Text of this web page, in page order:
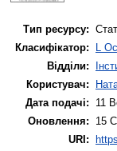
Тип ресурсу:
Класифікатор:
L
Відділи:
Користувач:
Дата подачі:
11
Оновлення:
15
URI: